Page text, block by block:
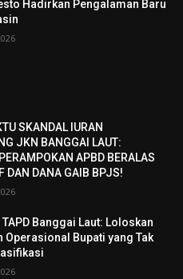
Hadirkan Pengalaman Baru
SKANDAL IURAN
JKN BANGGAI LAUT:
APBD BERALAS
DAN DANA GAIB BPJS!
Banggai Laut: Loloskan
Operasional Bupati yang Tak